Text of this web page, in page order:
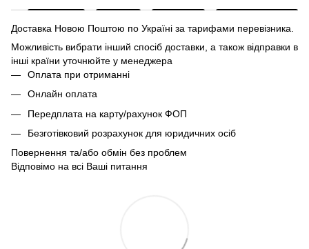
Доставка Новою Поштою по Україні за тарифами перевізника.
Можливість вибрати інший спосіб доставки, а також відправки в
інші країни уточнюйте у менеджера
Оплата при отриманні
Онлайн оплата
Передплата на карту/рахунок ФОП
Безготівковий розрахунок для юридичних осіб
Повернення та/або обмін без проблем
Відповімо на всі Ваші питання